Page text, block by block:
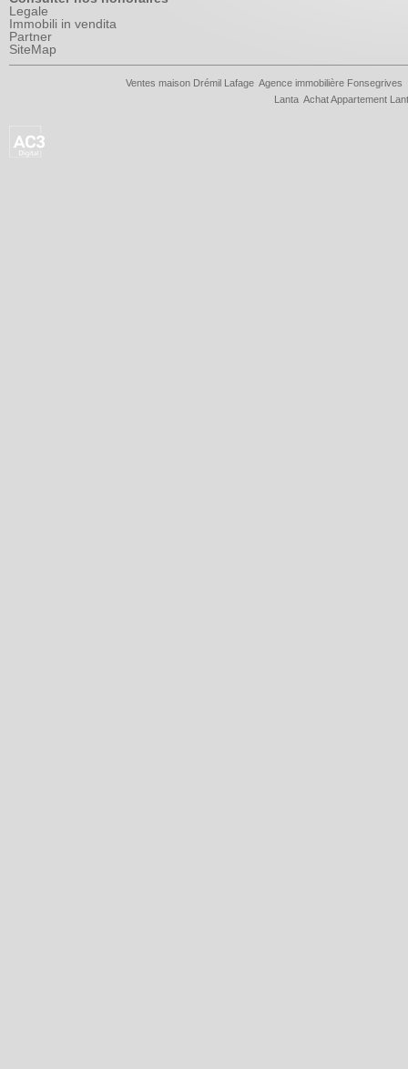
Legale
Immobili in vendita
Partner
SiteMap
Ventes maison Drémil Lafage Agence immobilière Fonsegrives
Lanta Achat Appartement